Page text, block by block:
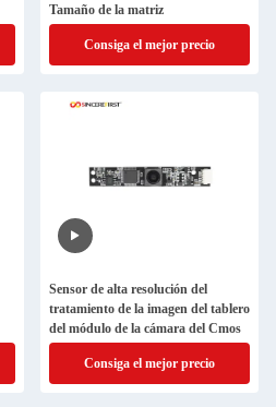
Tamaño de la matriz
Consiga el mejor precio
Sensor de alta resolución del
tratamiento de la imagen del tablero
del módulo de la cámara del Cmos
Consiga el mejor precio